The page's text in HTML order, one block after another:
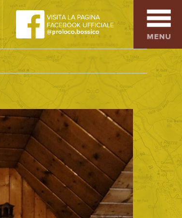
SAPORI TIPICI
ARTE E CULTURA
COMMERCIO
DINTORNI
CONTATTI